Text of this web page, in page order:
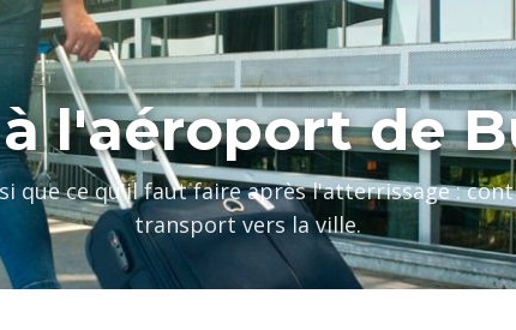
l'aéroport de
que ce qu'il faut faire après l'atterrissage :
transport vers la ville.